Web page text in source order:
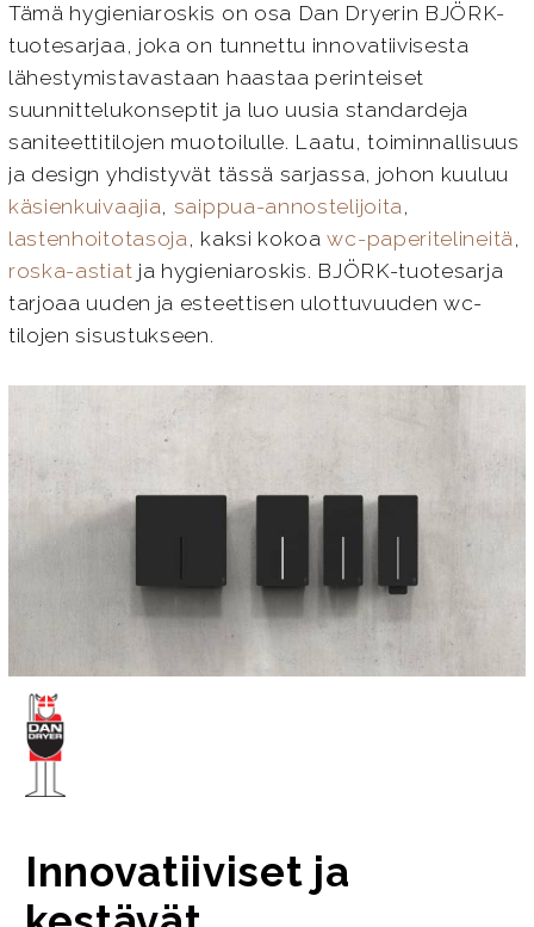
Tämä hygieniaroskis on osa Dan Dryerin BJÖRK-
tuotesarjaa, joka on tunnettu innovatiivisesta
lähestymistavastaan haastaa perinteiset
suunnittelukonseptit ja luo uusia standardeja
saniteettitilojen muotoilulle. Laatu, toiminnallisuus
ja design yhdistyvät tässä sarjassa, johon kuuluu
käsienkuivaajia, saippua-annostelijoita,
lastenhoitotasoja, kaksi kokoawc-paperitelineitä,
roska-astiat ja hygieniaroskis. BJÖRK-tuotesarja
tarjoaa uuden ja esteettisen ulottuvuuden wc-
tilojen sisustukseen.
Innovatiiviset ja